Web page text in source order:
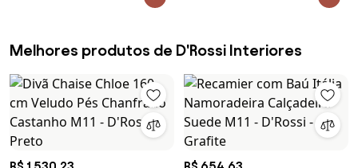
Melhores produtos de D'Rossi Interiores